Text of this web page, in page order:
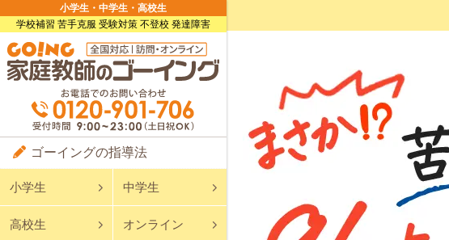
小学生・中学生・高校生
学校補習 苦手克服 受験対策 不登校 発達障害
ゴーイングの指導法
小学生 中学生
高校生 オンライン